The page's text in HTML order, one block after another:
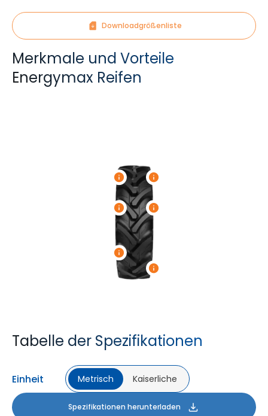
Downloadgrößenliste
Merkmale und Vorteile
Energymax Reifen
Tabelle der Spezifikationen
Einheit Metrisch Kaiserliche
Spezifikationen herunterladen